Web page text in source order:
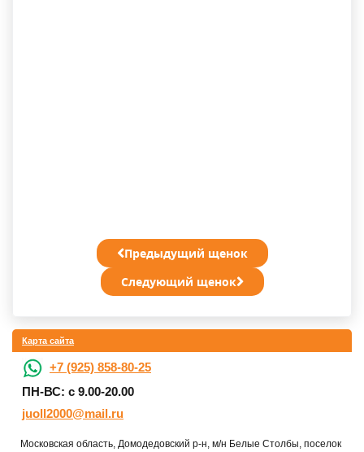
Предыдущий щенок
Следующий щенок
Карта сайта
+7 (925) 858-80-25
ПН-ВС: с 9.00-20.00
juoll2000@mail.ru
Московская область, Домодедовский р-н, м/н Белые Столбы, поселок